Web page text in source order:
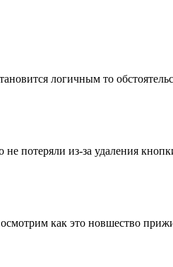
логичным то
потеряли из-за удаления
как это новшество